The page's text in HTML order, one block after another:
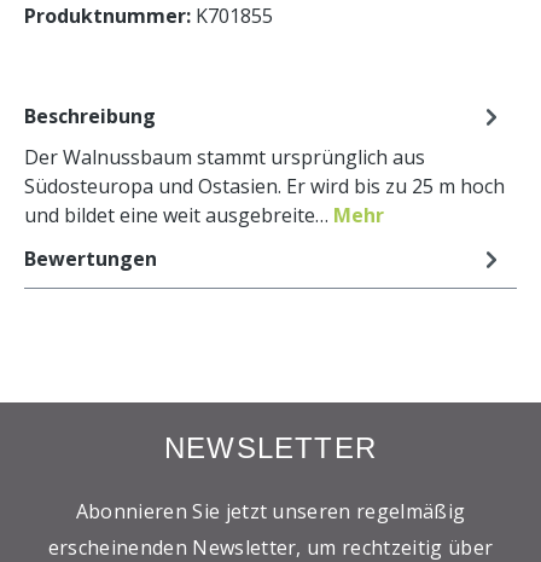
Produktnummer: K701855
Beschreibung
Der Walnussbaum stammt ursprünglich aus
Südosteuropa und Ostasien. Er wird bis zu 25 m hoch
und bildet eine weit ausgebreite… Mehr
Bewertungen
NEWSLETTER
Abonnieren Sie jetzt unseren regelmäßig
erscheinenden Newsletter, um rechtzeitig über